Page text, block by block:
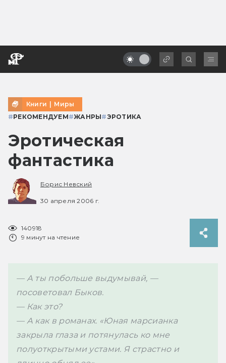
Книги | Миры
#РЕКОМЕНДУЕМ#ЖАНРЫ#ЭРОТИКА
Эротическая
фантастика
Борис Невский
30 апреля 2006 г.
140918
9 минут на чтение
— А ты побольше выдумывай, —
посоветовал Быков.
— Как это?
— А как в романах. «Юная марсианка
закрыла глаза и потянулась ко мне
полуоткрытыми устами. Я страстно и